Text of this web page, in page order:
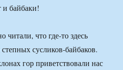
и байбаки!
читали, что где-то здесь
сусликов-байбаков.
гор приветствовали нас